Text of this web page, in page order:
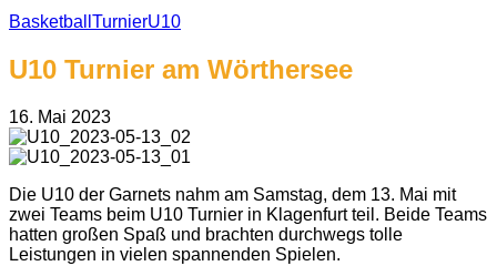
Basketball TurnierU10
U10 Turnier am Wörthersee
16. Mai 2023
Die U10 der Garnets nahm am Samstag, dem 13. Mai mit
zwei Teams beim U10 Turnier in Klagenfurt teil. Beide Teams
hatten großen Spaß und brachten durchwegs tolle
Leistungen in vielen spannenden Spielen.